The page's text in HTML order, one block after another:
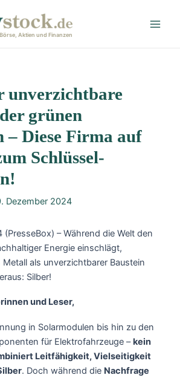
Börse, Aktien und Finanzen
unverzichtbare
grünen
– Diese Firma auf
Schlüssel-
Dezember 2024
(PresseBox) – Während die Welt den
Energie einschlägt,
als unverzichtbarer Baustein
Silber!
und Leser,
in Solarmodulen bis hin zu den
für Elektrofahrzeuge –kein
Leitfähigkeit, Vielseitigkeit
. Doch während die Nachfrage